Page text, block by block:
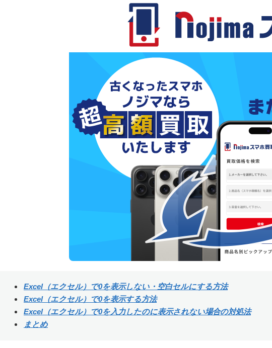
Excel（エクセル）で0を表示しない・空白セルにする方法
Excel（エクセル）で0を表示する方法
Excel（エクセル）で0を入力したのに表示されない場合の対処法
まとめ